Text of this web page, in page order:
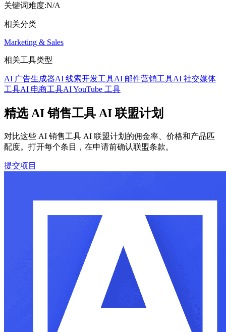
关键词难度:N/A
相关分类
Marketing & Sales
相关工具类型
AI 广告生成器AI 线索开发工具AI 邮件营销工具AI 社交媒体
工具AI 电商工具AI YouTube 工具
精选 AI 销售工具 AI 联盟计划
对比这些 AI 销售工具 AI 联盟计划的佣金率、价格和产品匹
配度。打开每个条目，在申请前确认联盟条款。
提交项目